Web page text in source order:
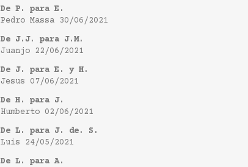
De P. para E.
Pedro Massa 30/06/2021
De J.J. para J.M.
Juanjo 22/06/2021
De J. para E. y H.
Jesus 07/06/2021
De H. para J.
Humberto 02/06/2021
De L. para J. de. S.
Luis 24/05/2021
De L. para A.